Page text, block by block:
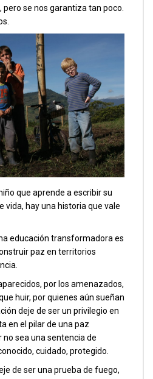
se nos garantiza tan poco.
que aprende a escribir su
vida, hay una historia que vale
educación transformadora es
paz en territorios
por los amenazados,
huir, por quienes aún sueñan
deje de ser un privilegio en
en el pilar de una paz
no sea una sentencia de
cuidado, protegido.
de ser una prueba de fuego,